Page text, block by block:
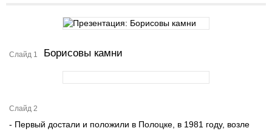
Слайд 1 Борисовы камни
Слайд 2
- Первый достали и положили в Полоцке, в 1981 году, возле